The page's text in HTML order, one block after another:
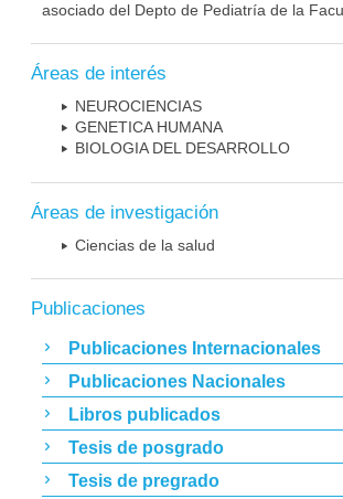
asociado del Depto de Pediatría de la
Áreas de interés
NEUROCIENCIAS
GENETICA HUMANA
BIOLOGIA DEL DESARROLLO
Áreas de investigación
Ciencias de la salud
Publicaciones
Publicaciones Internacionales
Publicaciones Nacionales
Libros publicados
Tesis de posgrado
Tesis de pregrado